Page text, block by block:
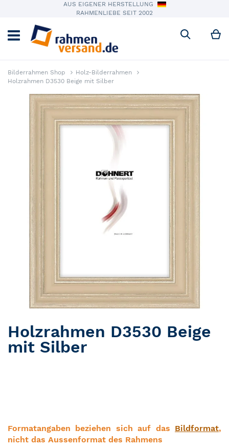
AUS EIGENER HERSTELLUNG
RAHMENLIEBE SEIT 2002
Suche
Bilderrahmen Shop
Holz-Bilderrahmen
Holzrahmen D3530 Beige mit Silber
Holzrahmen D3530 Beige
mit Silber
Formatangaben beziehen sich auf das Bildformat,
nicht das Aussenformat des Rahmens
Zum Ende der Bildergalerie springen
Zum Anfang der Bildergalerie springen